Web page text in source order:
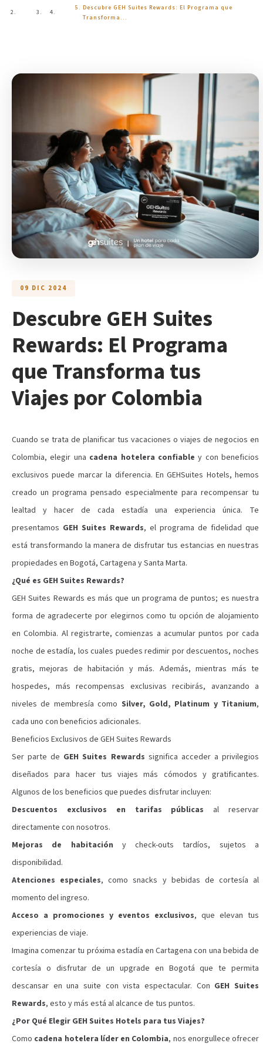
Inicio Blog
Descubre GEH Suites Rewards: El Programa que
Transforma…
09 DIC 2024
Descubre GEH Suites
Rewards: El Programa
que Transforma tus
Viajes por Colombia
Cuando se trata de planificar tus vacaciones o viajes de negocios en
Colombia, elegir una cadena hotelera confiable y con beneficios
exclusivos puede marcar la diferencia. En GEHSuites Hotels, hemos
creado un programa pensado especialmente para recompensar tu
lealtad y hacer de cada estadía una experiencia única. Te
presentamos GEH Suites Rewards, el programa de fidelidad que
está transformando la manera de disfrutar tus estancias en nuestras
propiedades en Bogotá, Cartagena y Santa Marta.
¿Qué es GEH Suites Rewards?
GEH Suites Rewards es más que un programa de puntos; es nuestra
forma de agradecerte por elegirnos como tu opción de alojamiento
en Colombia. Al registrarte, comienzas a acumular puntos por cada
noche de estadía, los cuales puedes redimir por descuentos, noches
gratis, mejoras de habitación y más. Además, mientras más te
hospedes, más recompensas exclusivas recibirás, avanzando a
niveles de membresía como Silver, Gold, Platinum y Titanium,
cada uno con beneficios adicionales.
Beneficios Exclusivos de GEH Suites Rewards
Ser parte de GEH Suites Rewards significa acceder a privilegios
diseñados para hacer tus viajes más cómodos y gratificantes.
Algunos de los beneficios que puedes disfrutar incluyen:
Descuentos exclusivos en tarifas públicas al reservar
directamente con nosotros.
Mejoras de habitación y check-outs tardíos, sujetos a
disponibilidad.
Atenciones especiales, como snacks y bebidas de cortesía al
momento del ingreso.
Acceso a promociones y eventos exclusivos, que elevan tus
experiencias de viaje.
Imagina comenzar tu próxima estadía en Cartagena con una bebida de
cortesía o disfrutar de un upgrade en Bogotá que te permita
descansar en una suite con vista espectacular. Con GEH Suites
Rewards, esto y más está al alcance de tus puntos.
¿Por Qué Elegir GEH Suites Hotels para tus Viajes?
Como cadena hotelera líder en Colombia, nos enorgullece ofrecer